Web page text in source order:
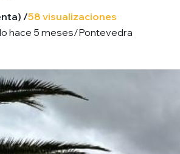
/58 visualizaciones
hace 5 meses/Pontevedra